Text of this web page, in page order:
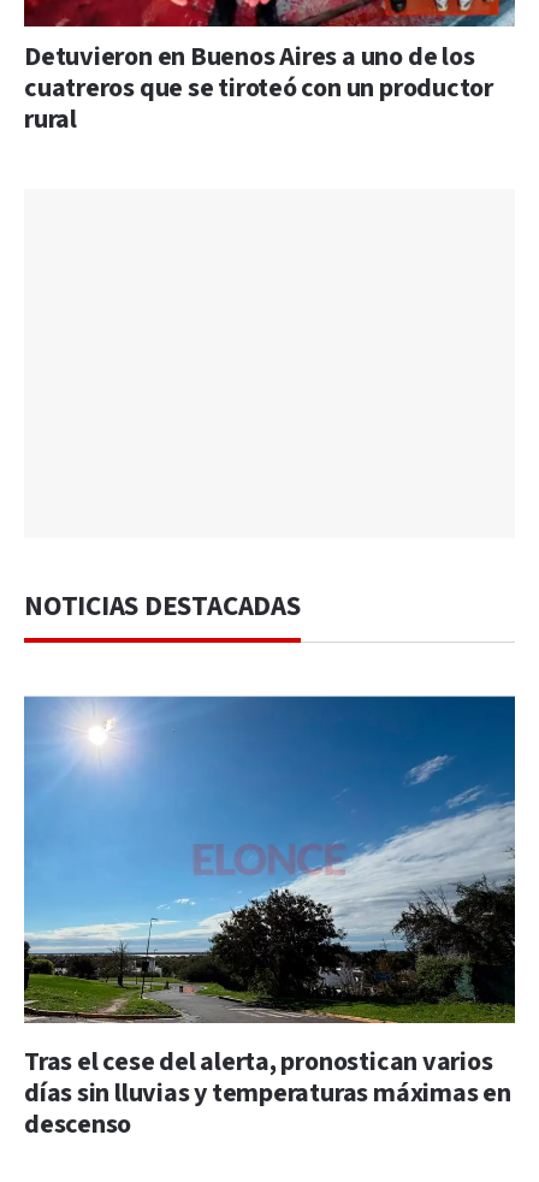
Detuvieron en Buenos Aires a uno de los
cuatreros que se tiroteó con un productor
rural
NOTICIAS DESTACADAS
Tras el cese del alerta, pronostican varios
días sin lluvias y temperaturas máximas en
descenso